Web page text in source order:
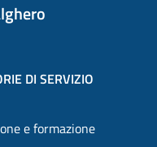
DI SERVIZIO
e formazione